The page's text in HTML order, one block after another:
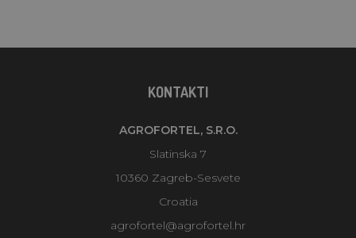
KONTAKTI
AGROFORTEL, S.R.O.
Slatinska 7
10360 Zagreb-Sesvete
Croatia
agrofortel@agrofortel.hr